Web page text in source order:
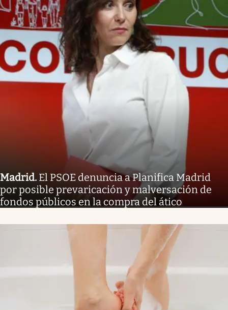
Madrid. El PSOE denuncia a Planifica Madrid
por posible prevaricación y malversación de
fondos públicos en la compra del ático